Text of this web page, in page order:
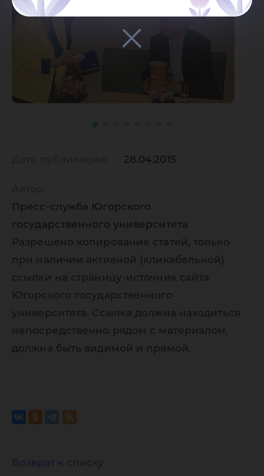
28.04.2015
Пресс-служба Югорского
государственного университета
Разрешено копирование статей, только
при наличии активной (кликабельной)
ссылки на страницу-источник сайта
Югорского государственного
университета. Ссылка должна находиться
непосредственно рядом с материалом,
должна быть видимой и прямой.
Возврат к списку